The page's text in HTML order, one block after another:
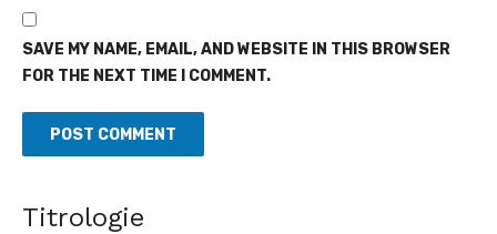
SAVE MY NAME, EMAIL, AND WEBSITE IN THIS BROWSER
FOR THE NEXT TIME I COMMENT.
Titrologie
Forces armées du pays - Le Colonel-Major Fofié